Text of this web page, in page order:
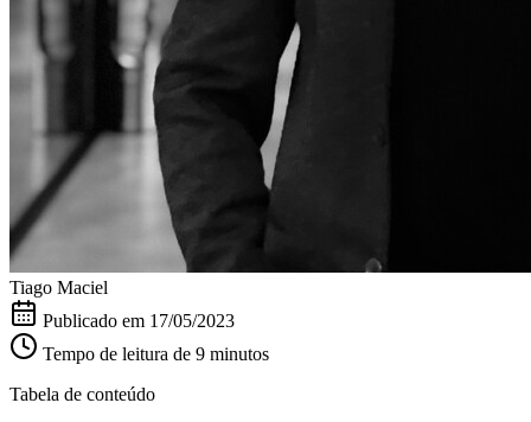
Tiago Maciel
Publicado em 17/05/2023
Tempo de leitura de 9 minutos
Tabela de conteúdo